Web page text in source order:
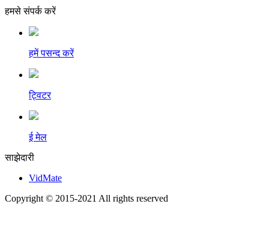
हमसे संपर्क करें
हमें पसन्द करें
ट्विटर
ई मेल
साझेदारी
VidMate
Copyright © 2015-2021 All rights reserved